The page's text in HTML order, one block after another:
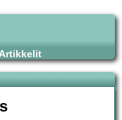
Artikkelit